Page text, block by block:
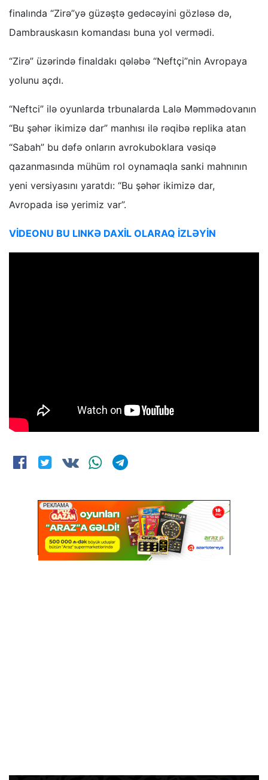
finalında “Zirə”yə güzəştə gedəcəyini gözləsə də,
Dambrauskasın komandası buna yol vermədi.
“Zirə” üzərində finaldakı qələbə “Neftçi”nin Avropaya
yolunu açdı.
“Neftci” ilə oyunlarda trbunalarda Lalə Məmmədovanın
“Bu şəhər ikimizə dar” manhısı ilə rəqibə replika atan
“Sabah” bu dəfə onların avrokuboklara vəsiqə
qazanmasında mühüm rol oynamaqla sanki mahnının
yeni versiyasını yaratdı: “Bu şəhər ikimizə dar,
Avropada isə yerimiz var”.
VİDEONU BU LINKƏ DAXİL OLARAQ İZLƏYİN